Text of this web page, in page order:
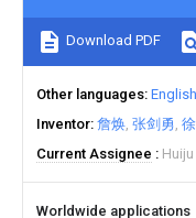
Download PDF
Other languages English
Inventor 詹焕 张剑勇
Current Assignee
Worldwide applications